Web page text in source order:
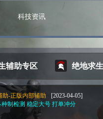
科技资讯
辅助专区 绝地求
助-正版内部辅助
[2023-04-05]
制检测 稳定大号 打单冲分